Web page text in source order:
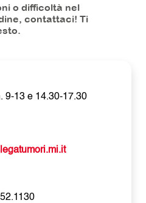
o difficoltà nel
contattaci! Ti
9-13 e 14.30-17.30